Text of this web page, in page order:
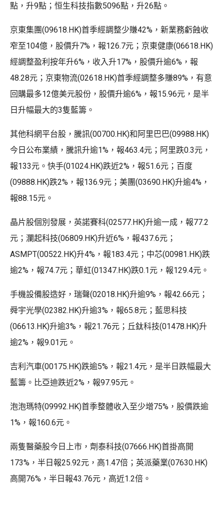
點，升9點；恒生科技指數5096點，升26點。
京東集團(09618.HK)首季經調整少賺42%，新業務虧蝕收
窄至104億，股價升7%，報126.7元；京東健康(06618.HK)
經調整盈利按年升6%，收入升17%，股價升逾6%，報
48.28元；京東物流(02618.HK)首季經調整多賺89%，有意
回購最多12億美元股份，股價升逾6%，報15.96元，是半
日升幅最大的3隻藍籌。
其他科網平台股，騰訊(00700.HK)和阿里巴巴(09988.HK)
今日公布業績，騰訊升逾1%，報463.4元；阿里跌0.3元，
報133元。快手(01024.HK)跌近2%，報51.6元；百度
(09888.HK)跌2%，報136.9元；美團(03690.HK)升逾4%，
報88.15元。
晶片股個別發展，英諾賽科(02577.HK)升逾一成，報77.2
元；瀾起科技(06809.HK)升近6%，報437.6元；
ASMPT(00522.HK)升4%，報183.4元；中芯(00981.HK)跌
逾2%，報74.7元；華虹(01347.HK)跌0.1元，報129.4元。
手機設備股造好，瑞聲(02018.HK)升逾9%，報42.66元；
舜宇光學(02382.HK)升逾3%，報65.8元；藍思科技
(06613.HK)升逾3%，報21.76元；丘鈦科技(01478.HK)升
逾2%，報9.01元。
吉利汽車(00175.HK)跌逾5%，報21.4元，是半日跌幅最大
藍籌。比亞迪跌近2%，報97.95元。
泡泡瑪特(09992.HK)首季整體收入至少增75%，股價跌逾
1%，報160.6元。
兩隻醫藥股今日上市，劑泰科技(07666.HK)首掛高開
173%，半日報25.92元，高1.47倍；英派藥業(07630.HK)
高開76%，半日報43.76元，高近1.2倍。